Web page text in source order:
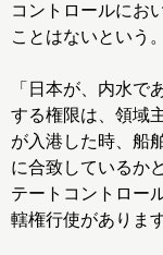
コントロールにお
ことはないという。
「日本が、内水で
する権限は、領域
が入港した時、船
に合致しているか
テートコントロー
轄権行使があります